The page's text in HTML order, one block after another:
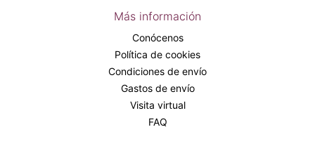
Más información
Conócenos
Política de cookies
Condiciones de envío
Gastos de envío
Visita virtual
FAQ